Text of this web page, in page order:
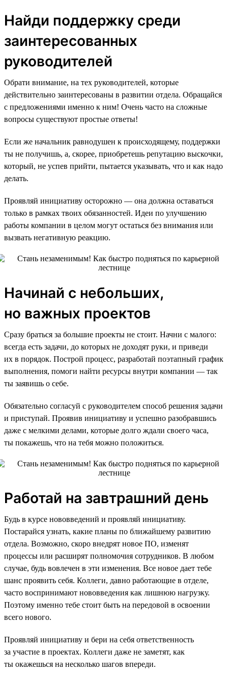
Найди поддержку среди
заинтересованных
руководителей
Обрати внимание, на тех руководителей, которые
действительно заинтересованы в развитии отдела. Обращайся
с предложениями именно к ним! Очень часто на сложные
вопросы существуют простые ответы!
Если же начальник равнодушен к происходящему, поддержки
ты не получишь, а, скорее, приобретешь репутацию выскочки,
который, не успев прийти, пытается указывать, что и как надо
делать.
Проявляй инициативу осторожно — она должна оставаться
только в рамках твоих обязанностей. Идеи по улучшению
работы компании в целом могут остаться без внимания или
вызвать негативную реакцию.
Начинай с небольших,
но важных проектов
Сразу браться за большие проекты не стоит. Начни с малого:
всегда есть задачи, до которых не доходят руки, и приведи
их в порядок. Построй процесс, разработай поэтапный график
выполнения, помоги найти ресурсы внутри компании — так
ты заявишь о себе.
Обязательно согласуй с руководителем способ решения задачи
и приступай. Проявив инициативу и успешно разобравшись
даже с мелкими делами, которые долго ждали своего часа,
ты покажешь, что на тебя можно положиться.
Работай на завтрашний день
Будь в курсе нововведений и проявляй инициативу.
Постарайся узнать, какие планы по ближайшему развитию
отдела. Возможно, скоро внедрят новое ПО, изменят
процессы или расширят полномочия сотрудников. В любом
случае, будь вовлечен в эти изменения. Все новое дает тебе
шанс проявить себя. Коллеги, давно работающие в отделе,
часто воспринимают нововведения как лишнюю нагрузку.
Поэтому именно тебе стоит быть на передовой в освоении
всего нового.
Проявляй инициативу и бери на себя ответственность
за участие в проектах. Коллеги даже не заметят, как
ты окажешься на несколько шагов впереди.